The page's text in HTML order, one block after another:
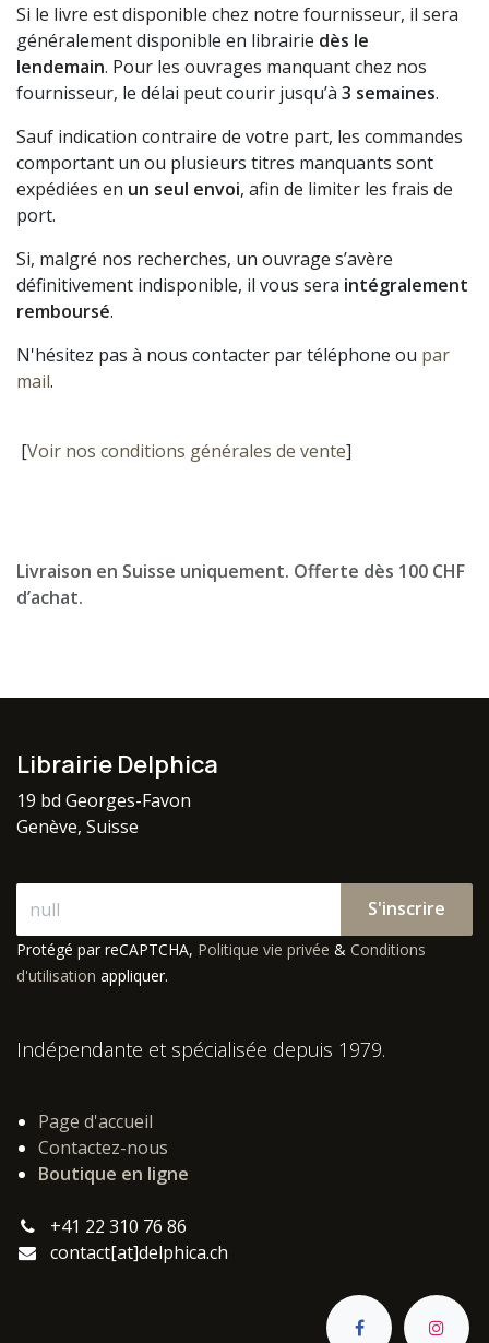
Si le livre est disponible chez notre fournisseur, il sera
généralement disponible en librairie dès le
lendemain. Pour les ouvrages manquant chez nos
fournisseur, le délai peut courir jusqu’à 3 semaines.
Sauf indication contraire de votre part, les commandes
comportant un ou plusieurs titres manquants sont
expédiées en un seul envoi, afin de limiter les frais de
port.
Si, malgré nos recherches, un ouvrage s’avère
définitivement indisponible, il vous sera intégralement
remboursé.
N'hésitez pas à nous contacter par téléphone ou par
mail.
[Voir nos conditions générales de vente]
Livraison en Suisse uniquement. Offerte dès 100 CHF
d’achat.
Librairie Delphica
19 bd Georges-Favon
Genève, Suisse
S'inscrire
Protégé par reCAPTCHA, Politique vie privée & Conditions
d'utilisation appliquer.
Indépendante et spécialisée depuis 1979.
Page d'accueil
Contactez-nous
Boutique en ligne
+41 22 310 76 86
contact[at]delphica.ch